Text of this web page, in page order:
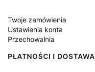
Twoje zamówienia
Ustawienia konta
Przechowalnia
PŁATNOŚCI I DOSTAWA